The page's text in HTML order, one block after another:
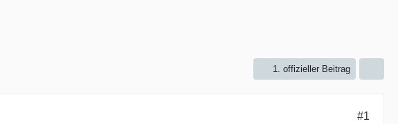
1. offizieller Beitrag
#1